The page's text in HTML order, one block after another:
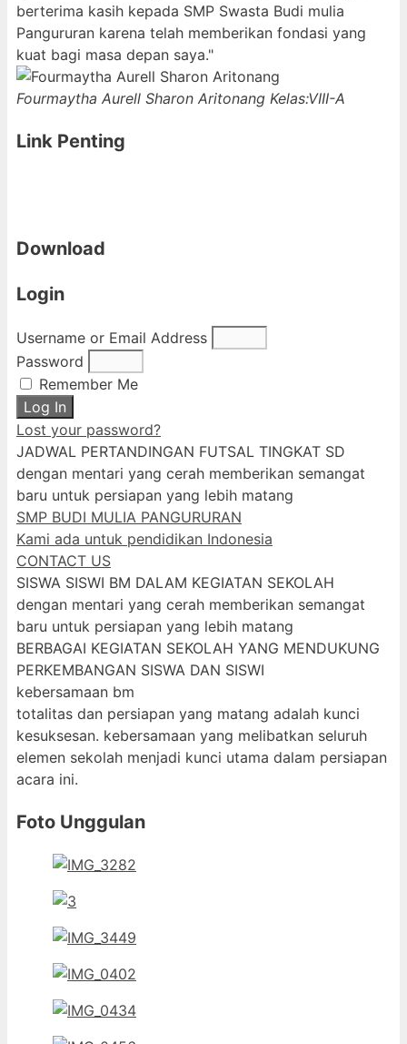
berterima kasih kepada SMP Swasta Budi mulia
Pangururan karena telah memberikan fondasi yang
kuat bagi masa depan saya."
Fourmaytha Aurell Sharon Aritonang Kelas:VIII-A
Link Penting
Download
Login
Username or Email Address
Password
Remember Me
Log In
Lost your password?
JADWAL PERTANDINGAN FUTSAL TINGKAT SD
dengan mentari yang cerah memberikan semangat
baru untuk persiapan yang lebih matang
SMP BUDI MULIA PANGURURAN
Kami ada untuk pendidikan Indonesia
CONTACT US
SISWA SISWI BM DALAM KEGIATAN SEKOLAH
dengan mentari yang cerah memberikan semangat
baru untuk persiapan yang lebih matang
BERBAGAI KEGIATAN SEKOLAH YANG MENDUKUNG
PERKEMBANGAN SISWA DAN SISWI
kebersamaan bm
totalitas dan persiapan yang matang adalah kunci
kesuksesan. kebersamaan yang melibatkan seluruh
elemen sekolah menjadi kunci utama dalam persiapan
acara ini.
Foto Unggulan